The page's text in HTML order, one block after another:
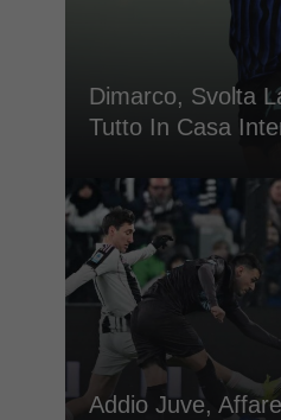
Dimarco, Svolta
Tutto In Casa
Addio Juve,